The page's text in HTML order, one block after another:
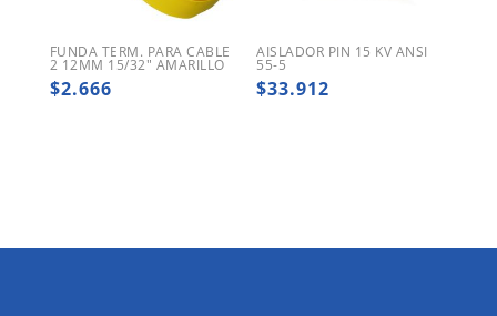
FUNDA TERM. PARA CABLE
2 12MM 15/32″ AMARILLO
$2.666
AISLADOR PIN 15 KV ANSI
55-5
$33.912